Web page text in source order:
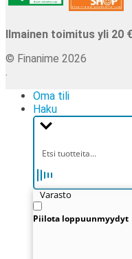
Ilmainen toimitus yli 20
© Finanime 2026
.
Oma tili
Haku
Varasto
Piilota loppuunmyydyt